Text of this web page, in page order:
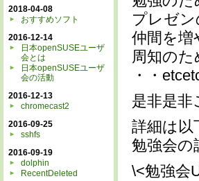
プレゼ
仲間を増
周知のた
・・
是非是非
詳細は以
勉強会の
\<勉強会
2018-04-08
おすすめソフト
2016-12-14
日本openSUSEユーザ
会とは
日本openSUSEユーザ
会の活動
2016-12-13
chromecast2
2016-09-25
sshfs
2016-09-19
dolphin
RecentDeleted